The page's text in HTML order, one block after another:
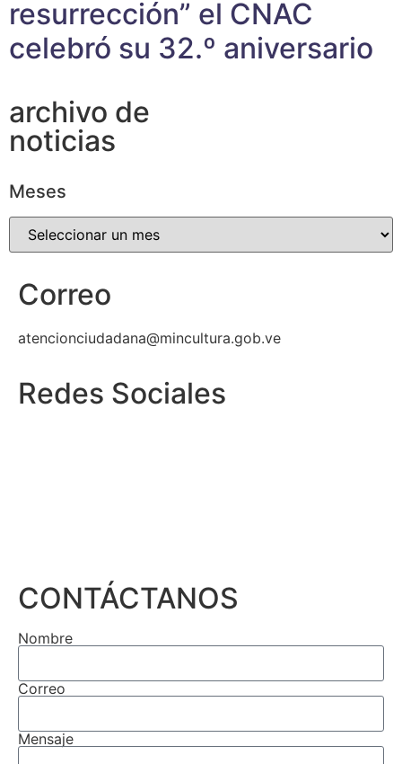
resurrección” el CNAC
celebró su 32.º aniversario
archivo de
noticias
Meses
Correo
atencionciudadana@mincultura.gob.ve
Redes Sociales
CONTÁCTANOS
Nombre
Correo
Mensaje